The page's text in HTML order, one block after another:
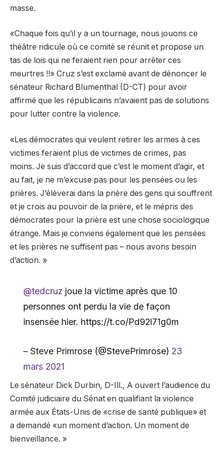
masse.
«Chaque fois qu’il y a un tournage, nous jouons ce
théâtre ridicule où ce comité se réunit et propose un
tas de lois qui ne feraient rien pour arrêter ces
meurtres !!» Cruz s’est exclamé avant de dénoncer le
sénateur Richard Blumenthal (D-CT) pour avoir
affirmé que les républicains n’avaient pas de solutions
pour lutter contre la violence.
«Les démocrates qui veulent retirer les armes à ces
victimes feraient plus de victimes de crimes, pas
moins. Je suis d’accord que c’est le moment d’agir, et
au fait, je ne m’excuse pas pour les pensées ou les
prières. J’élèverai dans la prière des gens qui souffrent
et je crois au pouvoir de la prière, et le mépris des
démocrates pour la prière est une chose sociologique
étrange. Mais je conviens également que les pensées
et les prières ne suffisent pas – nous avons besoin
d’action. »
@tedcruz joue la victime après que 10
personnes ont perdu la vie de façon
insensée hier. https://t.co/Pd92l71g0m
– Steve Primrose (@StevePrimrose) 23
mars 2021
Le sénateur Dick Durbin, D-Ill., A ouvert l’audience du
Comité judiciaire du Sénat en qualifiant la violence
armée aux États-Unis de «crise de santé publique» et
a demandé «un moment d’action. Un moment de
bienveillance. »